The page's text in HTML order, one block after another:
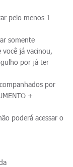
pelo menos 1
somente
você já vacinou,
por já ter
por
+
poderá acessar o